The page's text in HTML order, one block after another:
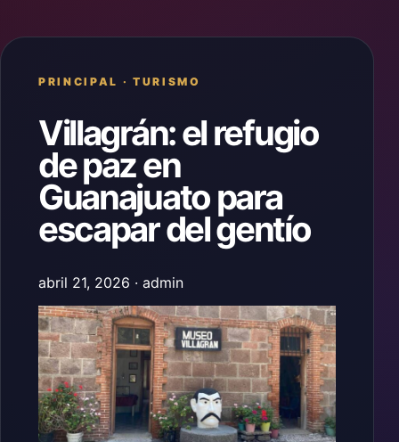
PRINCIPAL ·TURISMO
Villagrán: el refugio
de paz en
Guanajuato para
escapar del gentío
abril 21, 2026 · admin